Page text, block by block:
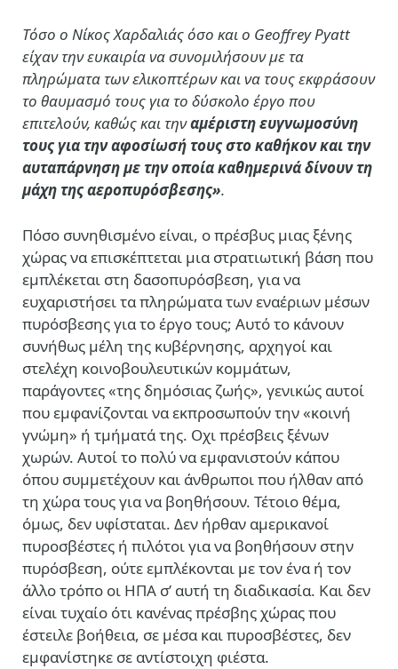
Τόσο ο Νίκος Χαρδαλιάς όσο και ο Geoffrey Pyatt
είχαν την ευκαιρία να συνομιλήσουν με τα
πληρώματα των ελικοπτέρων και να τους εκφράσουν
το θαυμασμό τους για το δύσκολο έργο που
επιτελούν, καθώς και τηναμέριστη ευγνωμοσύνη
τους για την αφοσίωσή τους στο καθήκον και την
αυταπάρνηση με την οποία καθημερινά δίνουν τη
μάχη της αεροπυρόσβεσης».
Πόσο συνηθισμένο είναι, ο πρέσβυς μιας ξένης
χώρας να επισκέπτεται μια στρατιωτική βάση που
εμπλέκεται στη δασοπυρόσβεση, για να
ευχαριστήσει τα πληρώματα των εναέριων μέσων
πυρόσβεσης για το έργο τους; Αυτό το κάνουν
συνήθως μέλη της κυβέρνησης, αρχηγοί και
στελέχη κοινοβουλευτικών κομμάτων,
παράγοντες «της δημόσιας ζωής», γενικώς αυτοί
που εμφανίζονται να εκπροσωπούν την «κοινή
γνώμη» ή τμήματά της. Οχι πρέσβεις ξένων
χωρών. Αυτοί το πολύ να εμφανιστούν κάπου
όπου συμμετέχουν και άνθρωποι που ήλθαν από
τη χώρα τους για να βοηθήσουν. Τέτοιο θέμα,
όμως, δεν υφίσταται. Δεν ήρθαν αμερικανοί
πυροσβέστες ή πιλότοι για να βοηθήσουν στην
πυρόσβεση, ούτε εμπλέκονται με τον ένα ή τον
άλλο τρόπο οι ΗΠΑ σ’ αυτή τη διαδικασία. Και δεν
είναι τυχαίο ότι κανένας πρέσβης χώρας που
έστειλε βοήθεια, σε μέσα και πυροσβέστες, δεν
εμφανίστηκε σε αντίστοιχη φιέστα.